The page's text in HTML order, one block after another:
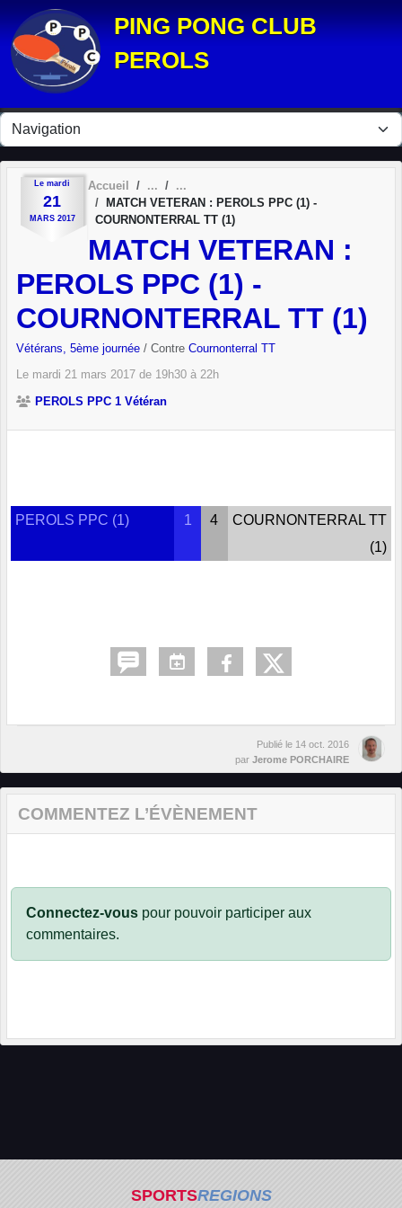
PING PONG CLUB
PEROLS
Le mardi
21
MARS 2017
Accueil
MATCH VETERAN : PEROLS PPC (1) -
COURNONTERRAL TT (1)
MATCH VETERAN :
PEROLS PPC (1) -
COURNONTERRAL TT (1)
Vétérans, 5ème journée / Contre Cournonterral TT
Le mardi 21 mars 2017 de 19h30 à 22h
PEROLS PPC 1 Vétéran
PEROLS PPC (1) 1 4
COURNONTERRAL TT
(1)
Publié le 14 oct. 2016
par Jerome PORCHAIRE
COMMENTEZ L’ÉVÈNEMENT
Connectez-vous pour pouvoir participer aux
commentaires.
SPORTSREGIONS
Panneau de gestion des cookies